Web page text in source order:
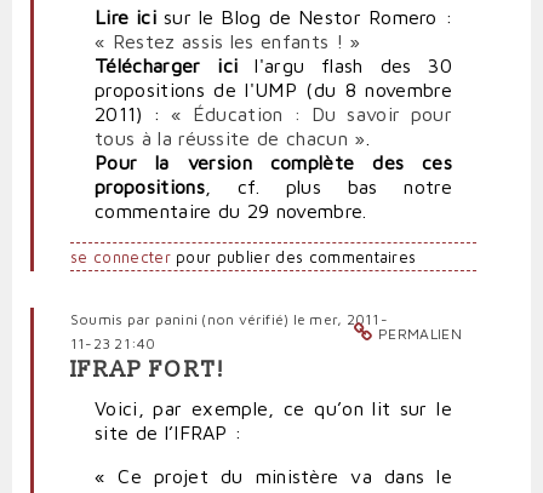
Lire ici sur le Blog de Nestor Romero :
« Restez assis les enfants ! »
Télécharger icil'argu flash des 30
propositions de l'UMP (du 8 novembre
2011) : « Éducation : Du savoir pour
tous à la réussite de chacun »
Pour la version complète des ces
propositions, cf. plus bas notre
commentaire du 29 novembre.
se connecterpour publier des commentaires
PERMALIEN
Soumis par panini (non vérifié) le mer, 2011-
11-23 21:40
IFRAP FORT!
Voici, par exemple, ce qu’on lit sur le
site de l’IFRAP :
« Ce projet du ministère va dans le